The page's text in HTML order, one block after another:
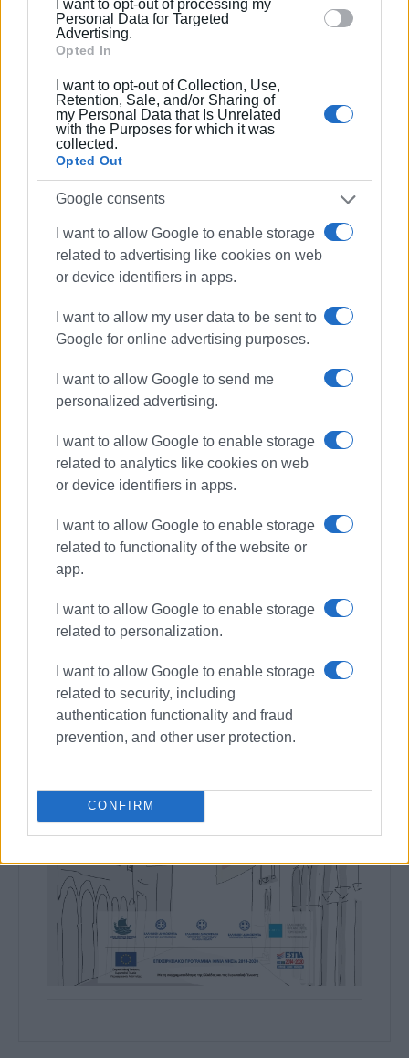
section.
I want to opt-out of processing my
Personal Data for Targeted
Advertising.
Opted In
I want to opt-out of Collection, Use,
Retention, Sale, and/or Sharing of
my Personal Data that Is Unrelated
with the Purposes for which it was
collected.
Opted Out
Google consents
I want to allow Google to enable storage
related to advertising like cookies on web
or device identifiers in apps.
I want to allow my user data to be sent to
Google for online advertising purposes.
I want to allow Google to send me
personalized advertising.
I want to allow Google to enable storage
related to analytics like cookies on web
or device identifiers in apps.
I want to allow Google to enable storage
related to functionality of the website or
app.
I want to allow Google to enable storage
related to personalization.
I want to allow Google to enable storage
related to security, including
authentication functionality and fraud
prevention, and other user protection.
CONFIRM
Πλατεία Σαρόκο)
Δείτε τα δρομολόγια στον σύνδεσμο
ΦΩΤΟ@ΕΝΗΜΕΡΩΣΗ
Εμφανίσεις: 85
Ακολουθήστε το enimerosi στο
Συνδρομητές στο e-paper